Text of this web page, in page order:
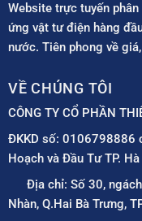
Website trực tuyến
ứng vật tư điện hàng
nước. Tiên phong về
VỀ CHÚNG TÔI
CÔNG TY CỔ PHẦN
ĐKKD số: 0106798886
Hoạch và Đầu Tư TP.
Địa chỉ: Số 30,
Nhàn, Q.Hai Bà Trưng,